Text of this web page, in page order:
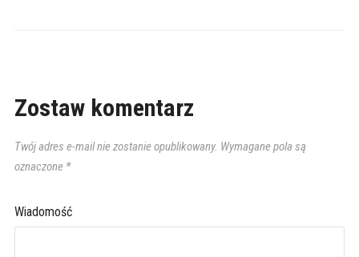
Zostaw komentarz
Twój adres e-mail nie zostanie opublikowany. Wymagane pola są
oznaczone *
Wiadomość